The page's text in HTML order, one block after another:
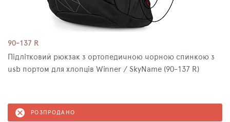
90-137 R
Підлітковий рюкзак з ортопедичною чорною спинкою з
usb портом для хлопців Winner / SkyName (90-137 R)
РОЗПРОДАНО